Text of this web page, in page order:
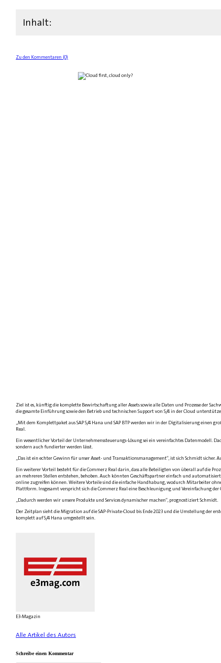
Inhalt:
Zu den Kommentaren (0)
Ziel ist es, künftig die komplette Bewirtschaftung aller Assets sowie alle Daten und Prozesse der
die gesamte Einführung sowie den Betrieb und technischen Support von S/4 in der Cloud
„Mit dem Komplettpaket aus SAP S/4 Hana und SAP BTP werden wir in der Digitalisierung einen
Real.
Ein wesentlicher Vorteil der Unternehmenssteuerungs-Lösung sei ein vereinfachtes Datenmodell.
sondern auch fundierter werden lässt.
„Das ist ein echter Gewinn für unser Asset- und Transaktionsmanagement“, ist sich Schmidt sicher.
Ein weiterer Vorteil besteht für die Commerz Real darin, dass alle Beteiligten von überall auf die
an mehreren Stellen entstehen, behoben. Auch könnten Geschäftspartner einfach und
online zugreifen können. Weitere Vorteile sind die einfache Handhabung, wodurch Mitarbeiter
Plattform. Insgesamt verspricht sich die Commerz Real eine Beschleunigung und Vereinfachung der
„Dadurch werden wir unsere Produkte und Services dynamischer machen“, prognostiziert Schmidt.
Der Zeitplan sieht die Migration auf die SAP-Private-Cloud bis Ende 2023 und die Umstellung der
komplett auf S/4 Hana umgestellt sein.
E3-Magazin
Alle Artikel des Autors
Schreibe einen Kommentar